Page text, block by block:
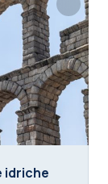
idriche
idriche